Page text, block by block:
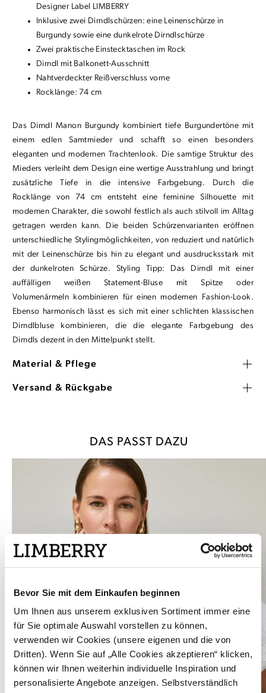
Bevor Sie mit dem Einkaufen beginnen
Um Ihnen aus unserem exklusiven Sortiment immer eine
für Sie optimale Auswahl vorstellen zu können,
verwenden wir Cookies (unsere eigenen und die von
Dritten). Wenn Sie auf „Alle Cookies akzeptieren“ klicken,
können wir Ihnen weiterhin individuelle Inspiration und
personalisierte Angebote anzeigen. Selbstverständlich
Designer Label LIMBERRY
Inklusive zwei Dirndlschürzen: eine Leinenschürze in
Burgundy sowie eine dunkelrote Dirndlschürze
Zwei praktische Einstecktaschen im Rock
Dirndl mit Balkonett-Ausschnitt
Nahtverdeckter Reißverschluss vorne
Rocklänge: 74 cm
Das Dirndl Manon Burgundy kombiniert tiefe Burgundertöne mit
einem edlen Samtmieder und schafft so einen besonders
eleganten und modernen Trachtenlook. Die samtige Struktur des
Mieders verleiht dem Design eine wertige Ausstrahlung und bringt
zusätzliche Tiefe in die intensive Farbgebung. Durch die
Rocklänge von 74 cm entsteht eine feminine Silhouette mit
modernen Charakter, die sowohl festlich als auch stilvoll im Alltag
getragen werden kann. Die beiden Schürzenvarianten eröffnen
unterschiedliche Stylingmöglichkeiten, von reduziert und natürlich
mit der Leinenschürze bis hin zu elegant und ausdrucksstark mit
der dunkelroten Schürze. Styling Tipp: Das Dirndl mit einer
auffälligen weißen Statement-Bluse mit Spitze oder
Volumenärmeln kombinieren für einen modernen Fashion-Look.
Ebenso harmonisch lässt es sich mit einer schlichten klassischen
Dirndlbluse kombinieren, die die elegante Farbgebung des
Dirndls dezent in den Mittelpunkt stellt.
Material & Pflege
Versand & Rückgabe
DAS PASST DAZU